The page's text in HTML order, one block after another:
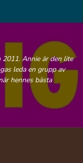
2011. Annie är den lite
leda en grupp av
hennes bästa